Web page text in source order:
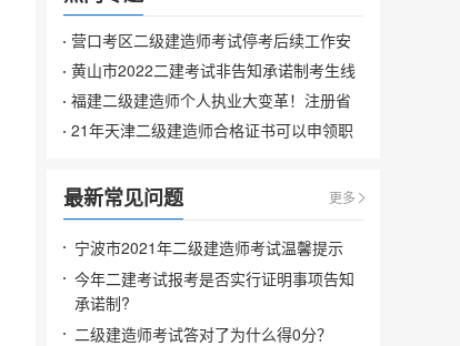
营口考区二级建造师考试停考后续工作安
排
黄山市2022二建考试非告知承诺制考生线
上核查安排
福建二级建造师个人执业大变革！注册省
内外同等待遇！
21年天津二级建造师合格证书可以申领职
最新常见问题 更多
宁波市2021年二级建造师考试温馨提示
今年二建考试报考是否实行证明事项告知
承诺制?
二级建造师考试答对了为什么得0分？